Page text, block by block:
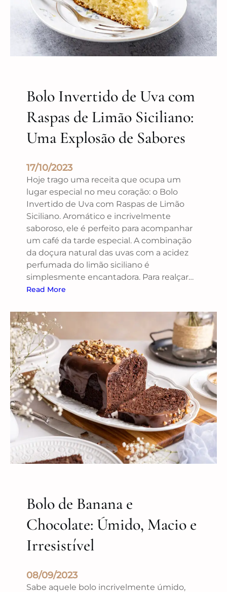
Bolo Invertido de Uva com
Raspas de Limão Siciliano:
Uma Explosão de Sabores
17/10/2023
Hoje trago uma receita que ocupa um
lugar especial no meu coração: o Bolo
Invertido de Uva com Raspas de Limão
Siciliano. Aromático e incrivelmente
saboroso, ele é perfeito para acompanhar
um café da tarde especial. A combinação
da doçura natural das uvas com a acidez
perfumada do limão siciliano é
simplesmente encantadora. Para realçar…
Read More
Bolo de Banana e
Chocolate: Úmido, Macio e
Irresistível
08/09/2023
Sabe aquele bolo incrivelmente úmido,